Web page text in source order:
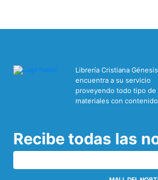
Librería Cristiana
encuentra a su servicio
proveyendo todo tipo de
materiales con
Recibe todas las